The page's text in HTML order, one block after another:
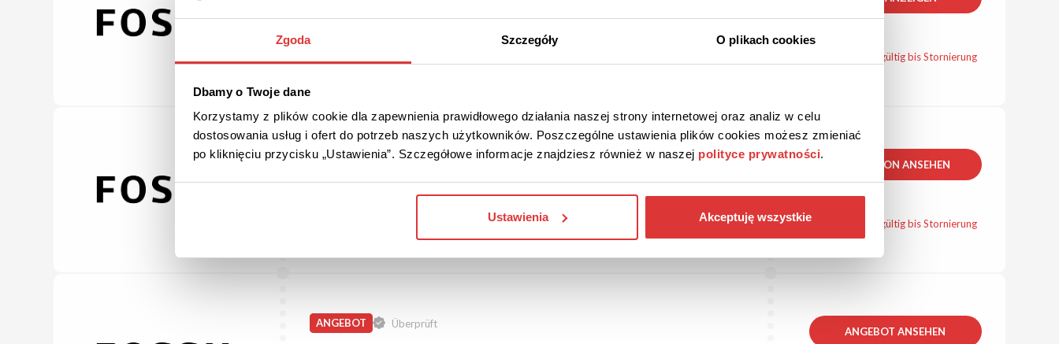
Zgoda Szczegóły O plikach cookies
Dbamy o Twoje dane
Korzystamy z plików cookie dla zapewnienia prawidłowego działania naszej strony internetowej oraz analiz w celu
dostosowania usług i ofert do potrzeb naszych użytkowników. Poszczególne ustawienia plików cookies możesz zmieniać
po kliknięciu przycisku „Ustawienia”. Szczegółowe informacje znajdziesz również w naszej polityce prywatności.
Ustawienia Akceptuję wszystkie
15% Rabattcode für Fossil!
Um den Rabattcode zu erhalten müssen Sie sich für den Newsletter
anmelden.
Gutschein gültig bis Stornierung
BIS ZU 51% AKTION Überprüft
Outlet bei Fossil!
Wenn Sie auf der Suche nach einem Geschenk sind, schauen Sie doch im
Outlet vorbei wo Sie etwas schönes und günstiges finden.
DIE AKTION ANSEHEN
Gutschein gültig bis Stornierung
ANGEBOT Überprüft
ANGEBOT ANSEHEN